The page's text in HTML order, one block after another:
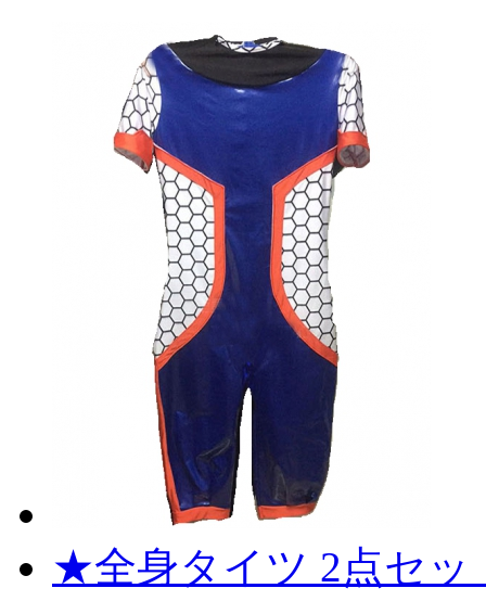
★全身タイツ 2点セッ